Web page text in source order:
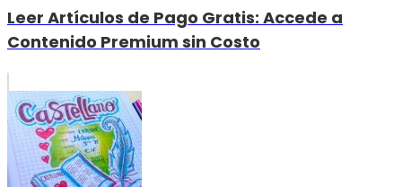
Leer Artículos de Pago Gratis: Accede a
Contenido Premium sin Costo